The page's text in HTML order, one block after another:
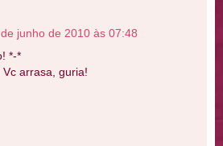
junho de 2010 às 07:48
*-*
arrasa, guria!